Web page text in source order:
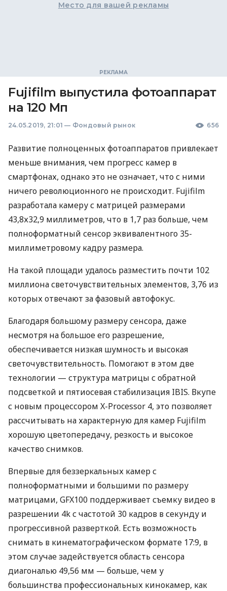
Место для вашей рекламы
Fujifilm выпустила фотоаппарат
на 120 Мп
24.05.2019, 21:01 — Фондовый рынок 656
Развитие полноценных фотоаппаратов привлекает
меньше внимания, чем прогресс камер в
смартфонах, однако это не означает, что с ними
ничего революционного не происходит. Fujifilm
разработала камеру с матрицей размерами
43,8х32,9 миллиметров, что в 1,7 раз больше, чем
полноформатный сенсор эквивалентного 35-
миллиметровому кадру размера.
На такой площади удалось разместить почти 102
миллиона светочувствительных элементов, 3,76 из
которых отвечают за фазовый автофокус.
Благодаря большому размеру сенсора, даже
несмотря на большое его разрешение,
обеспечивается низкая шумность и высокая
светочувствительность. Помогают в этом две
технологии — структура матрицы с обратной
подсветкой и пятиосевая стабилизация IBIS. Вкупе
с новым процессором X-Processor 4, это позволяет
рассчитывать на характерную для камер Fujifilm
хорошую цветопередачу, резкость и высокое
качество снимков.
Впервые для беззеркальных камер с
полноформатными и большими по размеру
матрицами, GFX100 поддерживает съемку видео в
разрешении 4k с частотой 30 кадров в секунду и
прогрессивной разверткой. Есть возможность
снимать в кинематографическом формате 17:9, в
этом случае задействуется область сенсора
диагональю 49,56 мм — больше, чем у
большинства профессиональных кинокамер, как